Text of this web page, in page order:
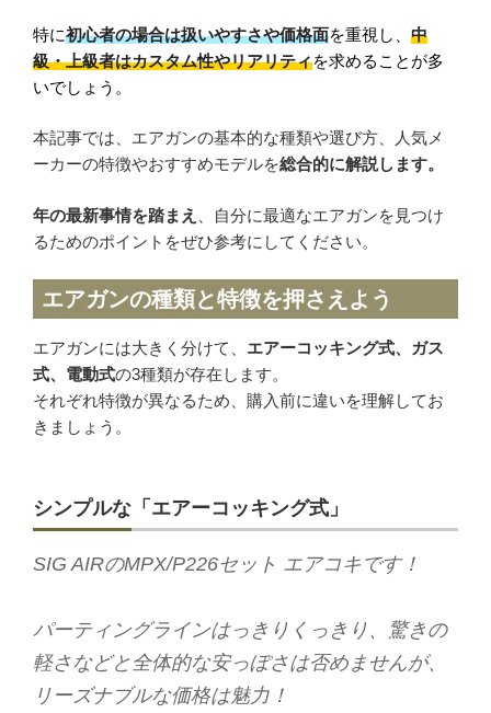
K.T.W
タナカワークス
ホビーフィックス
KRYTAC
VFC
G&G
松栄製作所
お知らせ
買取実績
ご利用案内
宅配買取の流れ
出張買取の流れ
店頭買取の流れ
特に初心者の場合は扱いやすさや価格面を重視し、 中
級・上級者はカスタム性やリアリティを求めることが多
いでしょう。
本記事では、エアガンの基本的な種類や選び方、人気メ
ーカーの特徴やおすすめモデルを総合的に解説します。
年の最新事情を踏まえ
、自分に最適なエアガンを見つけ
るためのポイントをぜひ参考にしてください。
エアガンの種類と特徴を押さえよう
エアガンには大きく分けて、 エアーコッキング式、ガス
式、電動式の3種類が存在します。
それぞれ特徴が異なるため、購入前に違いを理解してお
きましょう。
シンプルな「エアーコッキング式」
SIG AIRのMPX/P226セット エアコキです！
パーティングラインはっきりくっきり、驚きの
軽さなどと全体的な安っぽさは否めませんが、
リーズナブルな価格は魅力！